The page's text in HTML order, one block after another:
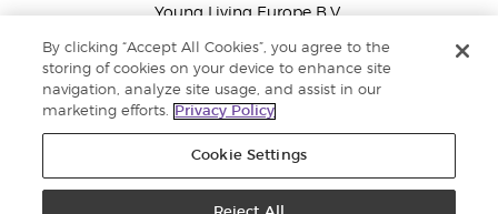
Young Living Europe B.V.
9727 AJ Groningen
Young Living Europe Ltd - Europejska siedziba
główna:+44 (0) 20 3935 9000
By clicking “Accept All Cookies”, you agree to the
storing of cookies on your device to enhance site
navigation, analyze site usage, and assist in our
marketing efforts.
Privacy Policy
Cookie Settings